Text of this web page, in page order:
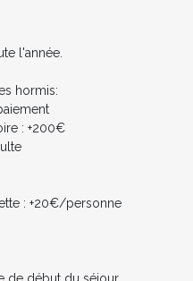
donnant également à pic sur
jeunes enfants un peu
l'année.
hormis:
: +200€
: +20€/personne